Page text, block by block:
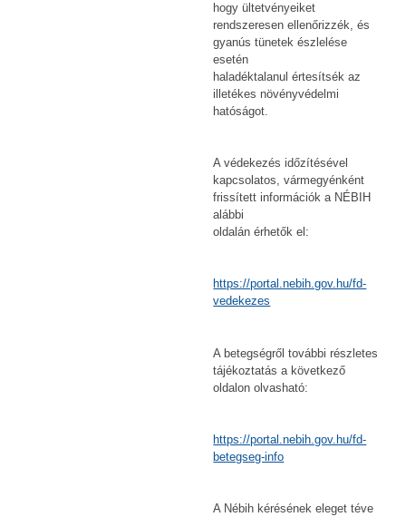
hogy ültetvényeiket
rendszeresen ellenőrizzék, és
gyanús tünetek észlelése
esetén
haladéktalanul értesítsék az
illetékes növényvédelmi
hatóságot.
A védekezés időzítésével
kapcsolatos, vármegyénként
frissített információk a NÉBIH
alábbi
oldalán érhetők el:
https://portal.nebih.gov.hu/fd-
vedekezes
A betegségről további részletes
tájékoztatás a következő
oldalon olvasható:
https://portal.nebih.gov.hu/fd-
betegseg-info
A Nébih kérésének eleget téve